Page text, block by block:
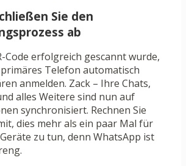
Sie den
ab
Code erfolgreich gescannt wurde,
Telefon automatisch
anmelden. Zack – Ihre Chats,
alles Weitere sind nun auf
synchronisiert. Rechnen Sie
dies mehr als ein paar Mal für
zu tun, denn WhatsApp ist